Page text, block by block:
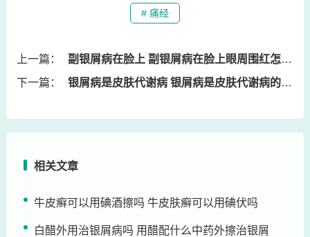
# 痛经
上一篇：
副银屑病在脸上 副银屑病在脸上眼周围红怎么办
下一篇：
银屑病是皮肤代谢病 银屑病是皮肤代谢病的一种吗
相关文章
牛皮癣可以用碘酒擦吗 牛皮肤癣可以用碘伏吗
白醋外用治银屑病吗 用醋配什么中药外擦治银屑